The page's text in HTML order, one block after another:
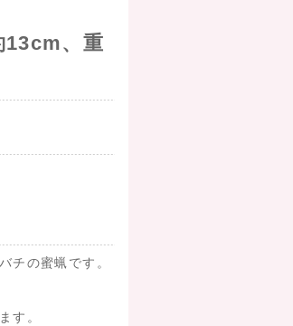
13cm、重
チの蜜蝋です。
す。